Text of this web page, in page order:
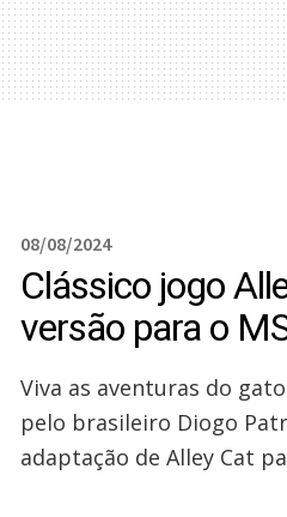
08/08/2024
Clássico jogo
versão para o
Viva as aventuras do
pelo brasileiro Diogo
adaptação de Alley Cat